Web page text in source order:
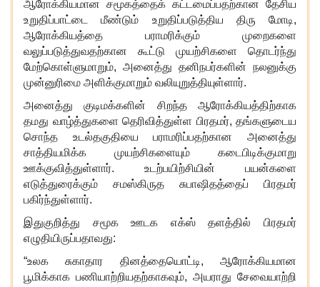
ஆரோக்கியமான சமூகத்தைக் கட்டமைப்பதற்கான தேசிய
உறுதிப்பாட்டை மீண்டும் உறுதிப்படுத்திய திரு மோடி,
ஆரோக்கியத்தை பராமரிக்கும் முறைகளை
வலுப்படுத்துவதற்கான கூட்டு முயற்சிகளை தொடர்ந்து
மேற்கொள்ளுமாறும், அனைத்து தனிநபர்களின் நலனுக்கு
முன்னுரிமை அளிக்குமாறும் வலியுறுத்தியுள்ளார்.
அனைத்து குடிமக்களின் சிறந்த ஆரோக்கியத்திற்காக
தமது வாழ்த்துகளை தெரிவித்துள்ள பிரதமர், தங்களுடைய
சொந்த உடல்தகுதியை பராமரிப்பதற்கான அனைத்து
சாத்தியமிக்க முயற்சிகளையும் கடைபிடிக்குமாறு
ஊக்குவித்துள்ளார். உடற்பயிற்சியின் பயன்களை
எடுத்துரைக்கும் சமஸ்கிருத சுபாஷிதத்தைப் பிரதமர்
பகிர்ந்துள்ளார்.
இதுகுறித்து சமூக ஊடக எக்ஸ் தளத்தில் பிரதமர்
எழுதியிருப்பதாவது:
“உலக சுகாதார தினத்தையொட்டி, ஆரோக்கியமான
பூமிக்காக பணியாற்றியதற்காகவும், அயராது சேவையாற்றி